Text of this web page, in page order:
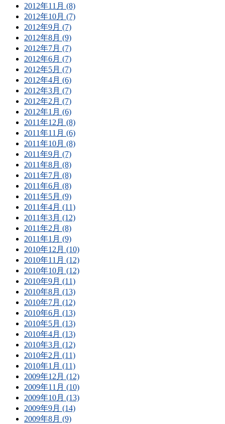
2012年11月 (8)
2012年10月 (7)
2012年9月 (7)
2012年8月 (9)
2012年7月 (7)
2012年6月 (7)
2012年5月 (7)
2012年4月 (6)
2012年3月 (7)
2012年2月 (7)
2012年1月 (6)
2011年12月 (8)
2011年11月 (6)
2011年10月 (8)
2011年9月 (7)
2011年8月 (8)
2011年7月 (8)
2011年6月 (8)
2011年5月 (9)
2011年4月 (11)
2011年3月 (12)
2011年2月 (8)
2011年1月 (9)
2010年12月 (10)
2010年11月 (12)
2010年10月 (12)
2010年9月 (11)
2010年8月 (13)
2010年7月 (12)
2010年6月 (13)
2010年5月 (13)
2010年4月 (13)
2010年3月 (12)
2010年2月 (11)
2010年1月 (11)
2009年12月 (12)
2009年11月 (10)
2009年10月 (13)
2009年9月 (14)
2009年8月 (9)